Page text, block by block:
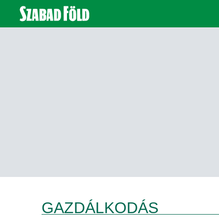
GAZDÁLKODÁS